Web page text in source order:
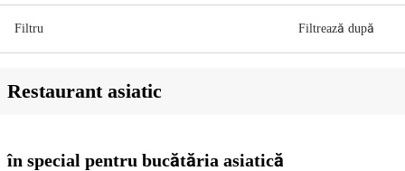
Filtru Filtrează după
Restaurant asiatic
în special pentru bucătăria asiatică